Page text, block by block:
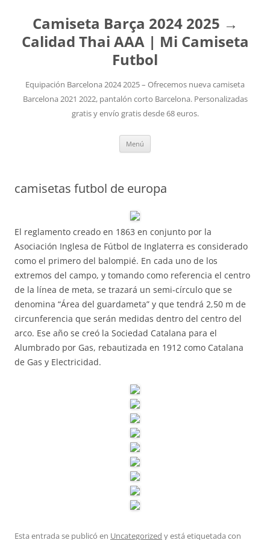
Camiseta Barça 2024 2025 →
Calidad Thai AAA | Mi Camiseta
Futbol
Equipación Barcelona 2024 2025 – Ofrecemos nueva camiseta
Barcelona 2021 2022, pantalón corto Barcelona. Personalizadas
gratis y envío gratis desde 68 euros.
Menú
camisetas futbol de europa
El reglamento creado en 1863 en conjunto por la
Asociación Inglesa de Fútbol de Inglaterra es considerado
como el primero del balompié. En cada uno de los
extremos del campo, y tomando como referencia el centro
de la línea de meta, se trazará un semi-círculo que se
denomina “Área del guardameta” y que tendrá 2,50 m de
circunferencia que serán medidas dentro del centro del
arco. Ese año se creó la Sociedad Catalana para el
Alumbrado por Gas, rebautizada en 1912 como Catalana
de Gas y Electricidad.
Esta entrada se publicó en Uncategorized y está etiquetada con